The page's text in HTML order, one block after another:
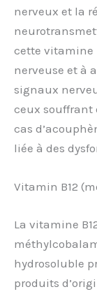
nerveux et la
cette vitamine
nerveuse et à
signaux
ceux souffrant
cas
liée à des
Vitamin B12
La vitamine
hydrosoluble
produits